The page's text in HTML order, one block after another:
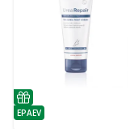
nõuanne
EPAEV
nõuanne